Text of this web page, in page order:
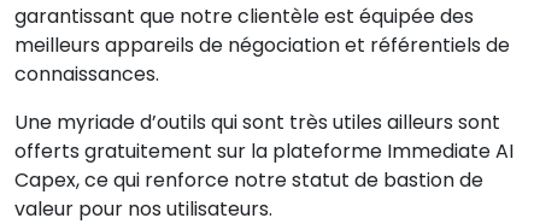
garantissant que notre clientèle est équipée des
meilleurs appareils de négociation et référentiels de
connaissances.
Une myriade d’outils qui sont très utiles ailleurs sont
offerts gratuitement sur la plateforme Immediate AI
Capex, ce qui renforce notre statut de bastion de
valeur pour nos utilisateurs.